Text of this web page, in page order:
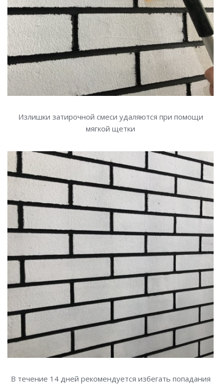
Излишки затирочной смеси удаляются при помощи
мягкой щетки
В течение 14 дней рекомендуется избегать попадания